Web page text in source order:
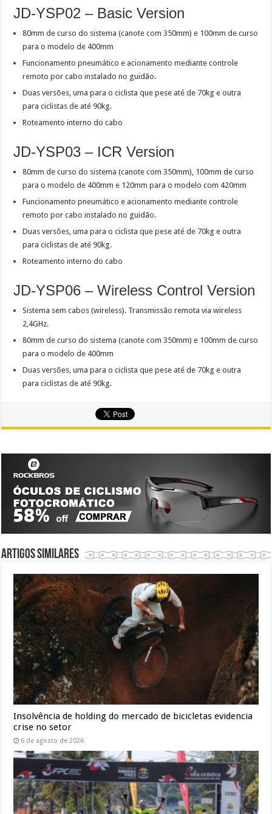
JD-YSP02 – Basic Version
80mm de curso do sistema (canote com 350mm) e 100mm de curso
para o modelo de 400mm
Funcionamento pneumático e acionamento mediante controle
remoto por cabo instalado no guidão.
Duas versões, uma para o ciclista que pese até de 70kg e outra
para ciclistas de até 90kg.
Roteamento interno do cabo
JD-YSP03 – ICR Version
80mm de curso do sistema (canote com 350mm), 100mm de curso
para o modelo de 400mm e 120mm para o modelo com 420mm
Funcionamento pneumático e acionamento mediante controle
remoto por cabo instalado no guidão.
Duas versões, uma para o ciclista que pese até de 70kg e outra
para ciclistas de até 90kg.
Roteamento interno do cabo
JD-YSP06 – Wireless Control Version
Sistema sem cabos (wireless). Transmissão remota via wireless
2,4GHz.
80mm de curso do sistema (canote com 350mm) e 100mm de curso
para o modelo de 400mm
Duas versões, uma para o ciclista que pese até de 70kg e outra
para ciclistas de até 90kg.
Artigos similares
Insolvência de holding do mercado de bicicletas evidencia
crise no setor
6 de agosto de 2026